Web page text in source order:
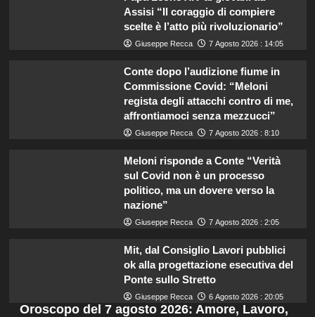
Assisi “Il coraggio di compiere
scelte è l’atto più rivoluzionario”
Giuseppe Recca 7 Agosto 2026 : 14:05
Conte dopo l’audizione fiume in
Commissione Covid: “Meloni
regista degli attacchi contro di me,
affrontiamoci senza mezzucci”
Giuseppe Recca 7 Agosto 2026 : 8:10
Meloni risponde a Conte “Verità
sul Covid non è un processo
politico, ma un dovere verso la
nazione”
Giuseppe Recca 7 Agosto 2026 : 2:05
Mit, dal Consiglio Lavori pubblici
ok alla progettazione esecutiva del
Ponte sullo Stretto
Giuseppe Recca 6 Agosto 2026 : 20:05
Oroscopo del 7 agosto 2026: Amore, Lavoro,